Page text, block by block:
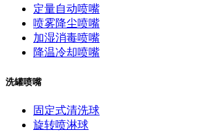
定量自动喷嘴
喷雾降尘喷嘴
加湿消毒喷嘴
降温冷却喷嘴
洗罐喷嘴
固定式清洗球
旋转喷淋球